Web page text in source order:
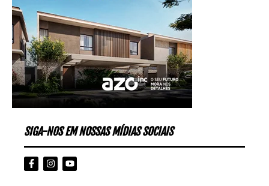
SIGA-NOS EM NOSSAS MÍDIAS SOCIAIS